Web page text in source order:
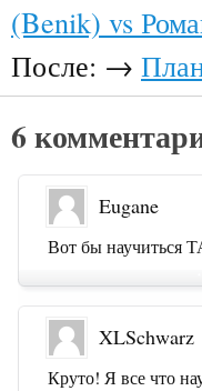
(Benik) vs
После: →
6
Eugane
Вот бы научиться
XLSchwarz
Круто! Я все что